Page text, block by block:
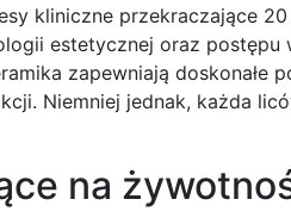
kliniczne przekraczające
estetycznej oraz postępu
zapewniają doskonałe
Niemniej jednak, każda
na